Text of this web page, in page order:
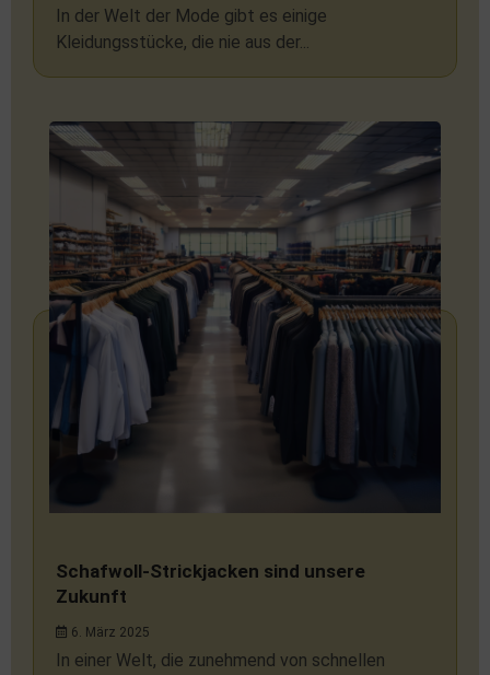
In der Welt der Mode gibt es einige
Kleidungsstücke, die nie aus der...
Schafwoll-Strickjacken sind unsere
Zukunft
6. März 2025
In einer Welt, die zunehmend von schnellen